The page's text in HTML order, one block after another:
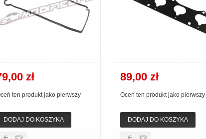
zł
ten produkt jako pierwszy
DODAJ DO KOSZYKA
89,00 zł
Oceń ten produkt jako pierwszy
DODAJ DO KOSZYKA